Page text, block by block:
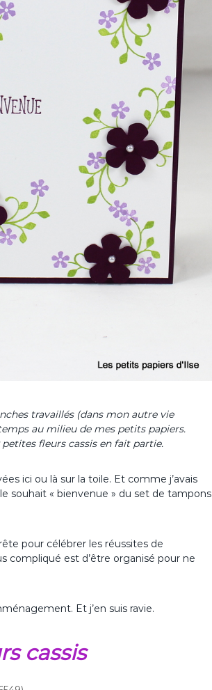
travaillés (dans mon autre vie
au milieu de mes petits papiers.
fleurs cassis en fait partie.
ici ou là sur la toile. Et comme j’avais
souhait « bienvenue » du set de tampons
pour célébrer les réussites de
compliqué est d’être organisé pour ne
Et j’en suis ravie.
cassis